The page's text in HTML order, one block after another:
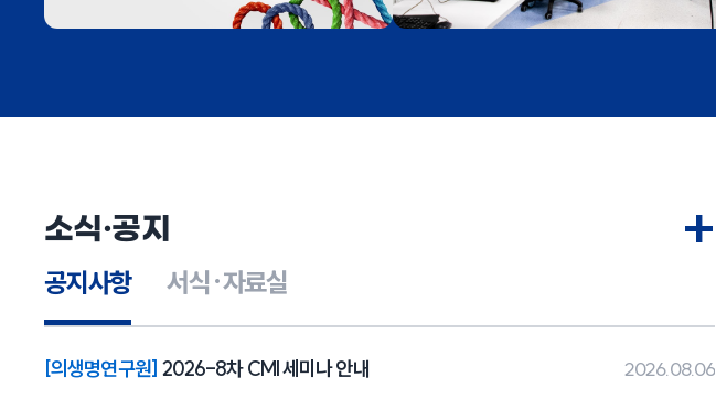
소식·공지 +
공지사항 서식·자료실
[의생명연구원] 2026-8차 CMI 세미나 안내 2026.08.06